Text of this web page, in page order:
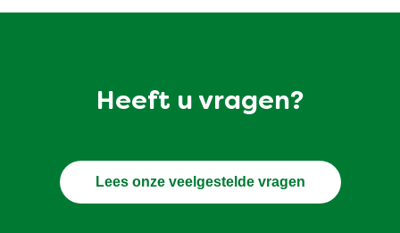
Heeft u vragen?
Lees onze veelgestelde vragen